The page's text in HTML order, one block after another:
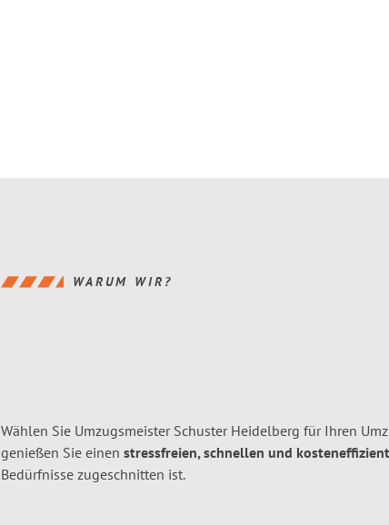
WARUM WIR?
Wählen Sie Umzugsmeister Schuster Heidelberg für Ihren
genießen Sie einen stressfreien, schnellen und
Bedürfnisse zugeschnitten ist.